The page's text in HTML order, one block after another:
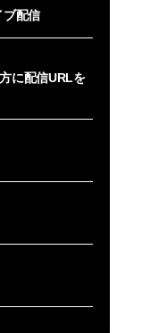
ブ配信
に配信URLを